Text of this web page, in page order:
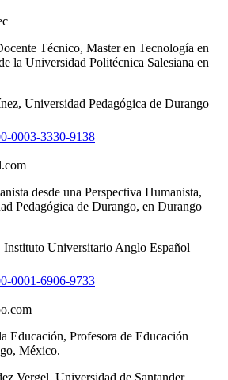
Técnico, Master en Tecnología en
la Universidad Politécnica Salesiana en
Universidad Pedagógica de Durango
0003-3330-9138
desde una Perspectiva Humanista,
Pedagógica de Durango, en Durango
Instituto Universitario Anglo Español
0001-6906-9733
Educación, Profesora de Educación
México.
Vergel, Universidad de Santander